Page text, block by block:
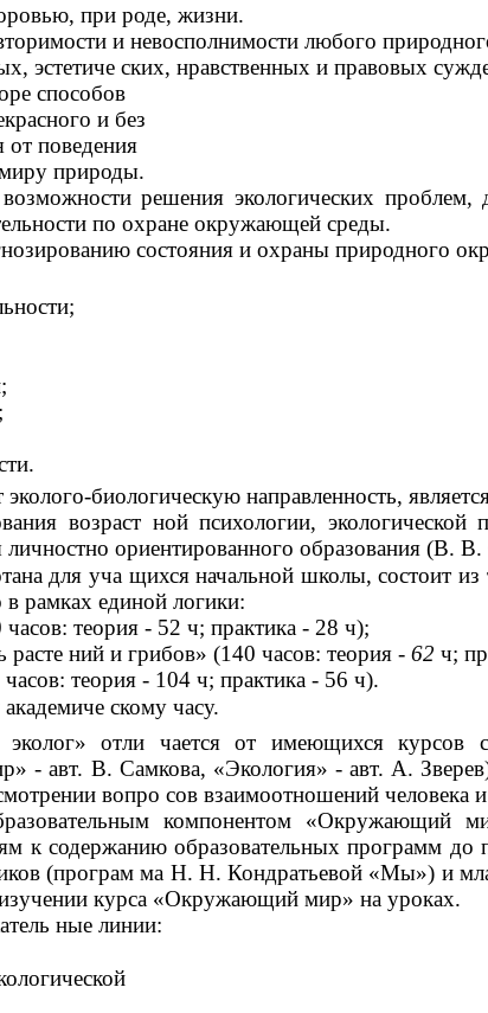
при роде, жизни.
и невосполнимости любого
эстетиче ских, нравственных и правовых
способов
и без
от поведения
природы.
решения экологических
по охране окружающей среды.
состояния и охраны природного
биологическую направленность,
возраст ной психологии,
ориентированного образования (В.
для уча щихся начальной школы, состоит
рамках единой логики:
теория - 52 ч; практика - 28 ч);
ний и грибов» (140 часов: теория - 62 ч;
теория - 104 ч; практика - 56 ч).
скому часу.
отли чается от имеющихся курсов с
авт. В. Самкова, «Экология» - авт. А. Зверев)
вопро сов взаимоотношений человека
компонентом
к содержанию образовательных программ до
(програм ма Н. Н. Кондратьевой «Мы») и
курса «Окружающий мир» на уроках.
ные линии: